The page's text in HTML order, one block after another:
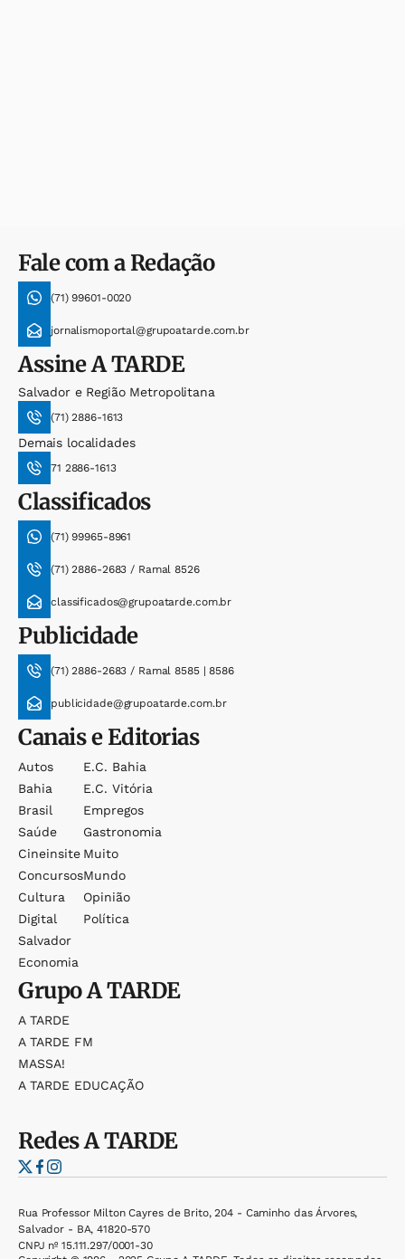
Fale com a Redação
(71) 99601-0020
jornalismoportal@grupoatarde.com.br
AssineA TARDE
Salvador e Região Metropolitana
(71) 2886-1613
Demais localidades
71 2886-1613
Classificados
(71) 99965-8961
(71) 2886-2683 / Ramal 8526
classificados@grupoatarde.com.br
Publicidade
(71) 2886-2683 / Ramal 8585 | 8586
publicidade@grupoatarde.com.br
Canais e Editorias
Autos
Bahia
Brasil
Saúde
Cineinsite
Concursos
Cultura
Digital
Salvador
Economia
E.c. Bahia
E.c. Vitória
Empregos
Gastronomia
Muito
Mundo
Opinião
Política
GrupoA TARDE
A TARDE
A TARDE FM
MASSA!
A TARDE EDUCAÇÃO
RedesA TARDE
Rua Professor Milton Cayres de Brito, 204 - Caminho das Árvores,
Salvador - BA, 41820-570
CNPJ nº 15.111.297/0001-30